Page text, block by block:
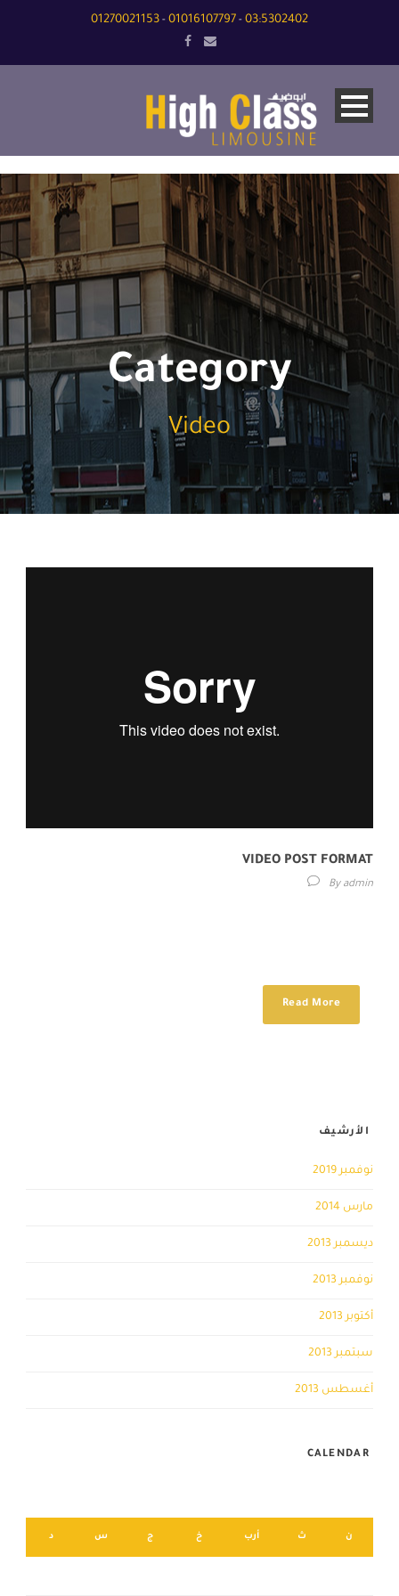
03:5302402
-
01016107797
-
01270021153
Category
Video
VIDEO POST FORMAT
By admin
Read More
الأرشيف
نوفمبر 2019
مارس 2014
ديسمبر 2013
نوفمبر 2013
أكتوبر 2013
سبتمبر 2013
أغسطس 2013
CALENDAR
ن ث أرب خ ج س د